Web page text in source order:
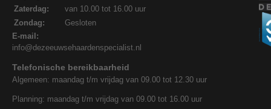
Zaterdag:
van 10.00 tot 16.00 uur
Zondag:
Gesloten
E-mail:
info@dezeeuwsehaardenspecialist.nl
Telefonische bereikbaarheid
Algemeen: maandag t/m vrijdag van 09.00 tot 12.30 uur
Planning: maandag t/m vrijdag van 09.00 tot 16.00 uur